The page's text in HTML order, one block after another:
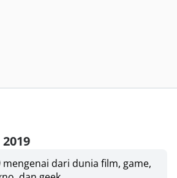
mengenai dari dunia film, game,